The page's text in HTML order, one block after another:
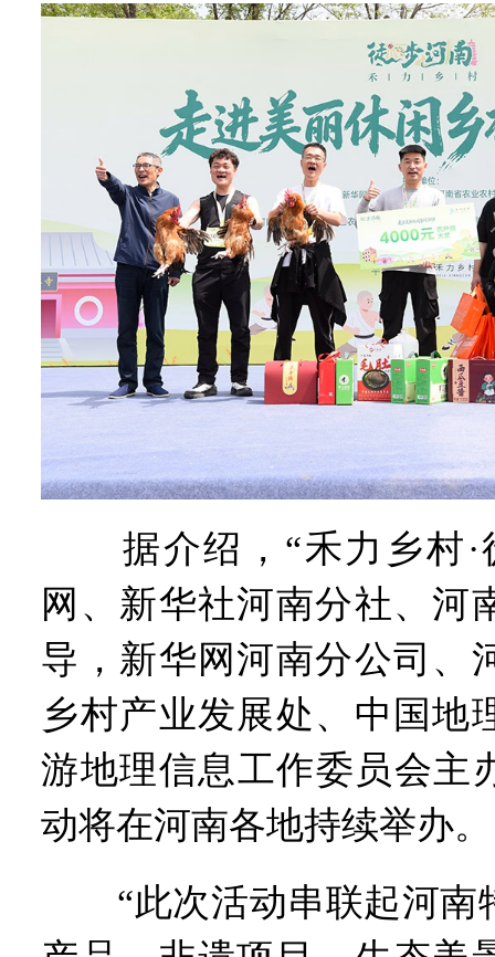
据介绍，“禾力乡村·
网、新华社河南分社、河
导，新华网河南分公司、
乡村产业发展处、中国地
游地理信息工作委员会主
动将在河南各地持续举办。
“此次活动串联起河南